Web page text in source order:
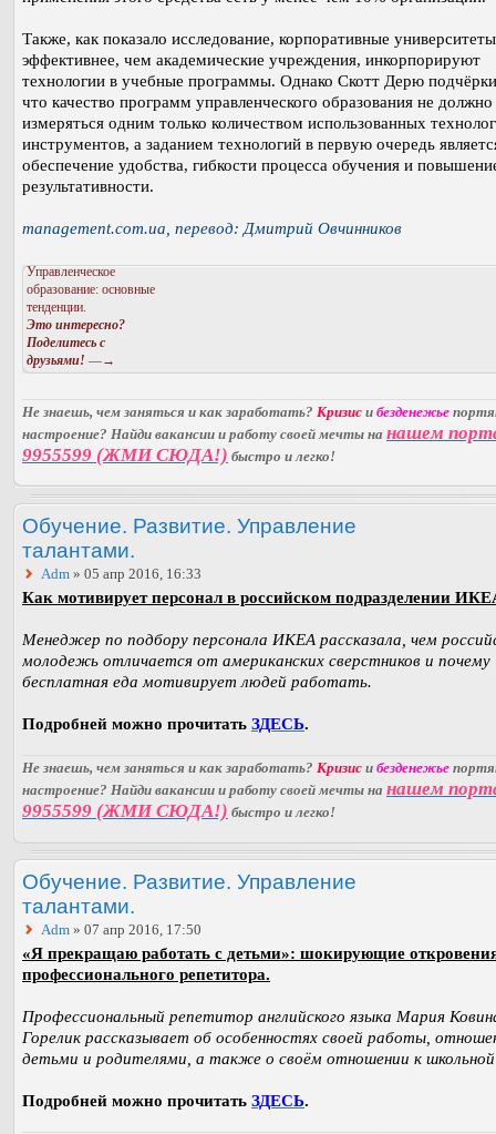
Также, как показало исследование, корпоративные университеты
эффективнее, чем академические учреждения, инкорпорируют
технологии в учебные программы. Однако Скотт Дерю
что качество программ управленческого образования не должно
измеряться одним только количеством использованных
инструментов, а заданием технологий в первую очередь
обеспечение удобства, гибкости процесса обучения и
результативности.
management.com.ua, перевод: Дмитрий Овчинников
Управленческое
образование: основные
тенденции.
Это интересно?
Поделитесь с
друзьями! —→
Не знаешь, чем заняться и как заработать? Кризис и безденежье
настроение? Найди вакансии и работу своей мечты на нашем
9955599 (ЖМИ СЮДА!) быстро и легко!
Обучение. Развитие. Управление
талантами.
Adm » 05 апр 2016, 16:33
Как мотивирует персонал в российском подразделении
Менеджер по подбору персонала ИКЕА рассказала, чем
молодежь отличается от американских сверстников и почему
бесплатная еда мотивирует людей работать.
Подробней можно прочитать ЗДЕСЬ.
Не знаешь, чем заняться и как заработать? Кризис и безденежье
настроение? Найди вакансии и работу своей мечты на нашем
9955599 (ЖМИ СЮДА!) быстро и легко!
Обучение. Развитие. Управление
талантами.
Adm » 07 апр 2016, 17:50
«Я прекращаю работать с детьми»: шокирующие
профессионального репетитора.
Профессиональный репетитор английского языка Мария
Горелик рассказывает об особенностях своей работы,
детьми и родителями, а также о своём отношении к школьной
Подробней можно прочитать ЗДЕСЬ.